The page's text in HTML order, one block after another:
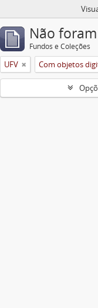
Não
Fundos e Coleções
UFV Com objetos